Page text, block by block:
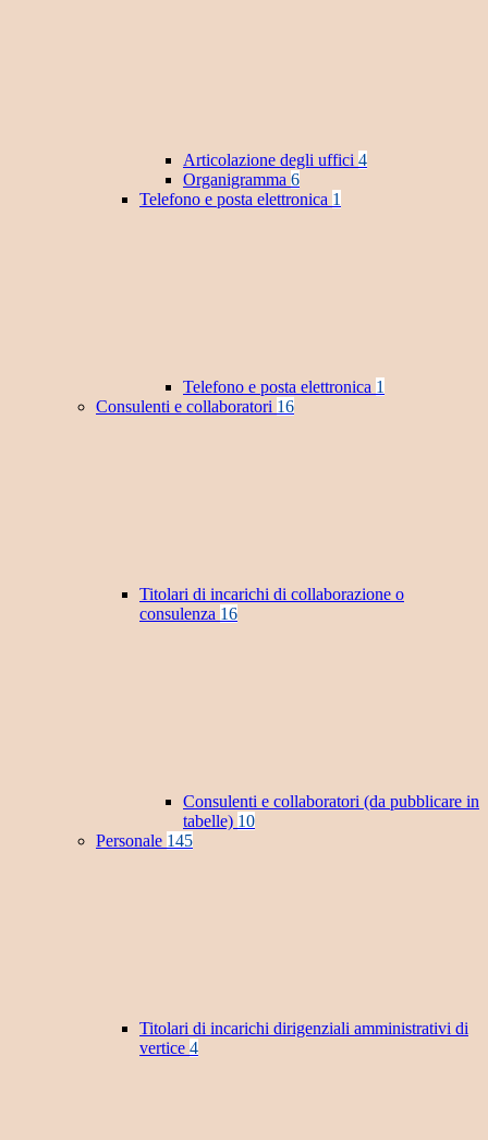
Articolazione degli uffici 4
Organigramma 6
Telefono e posta elettronica 1
Telefono e posta elettronica 1
Consulenti e collaboratori 16
Titolari di incarichi di collaborazione o
consulenza 16
Consulenti e collaboratori (da pubblicare in
tabelle) 10
Personale 145
Titolari di incarichi dirigenziali amministrativi di
vertice 4